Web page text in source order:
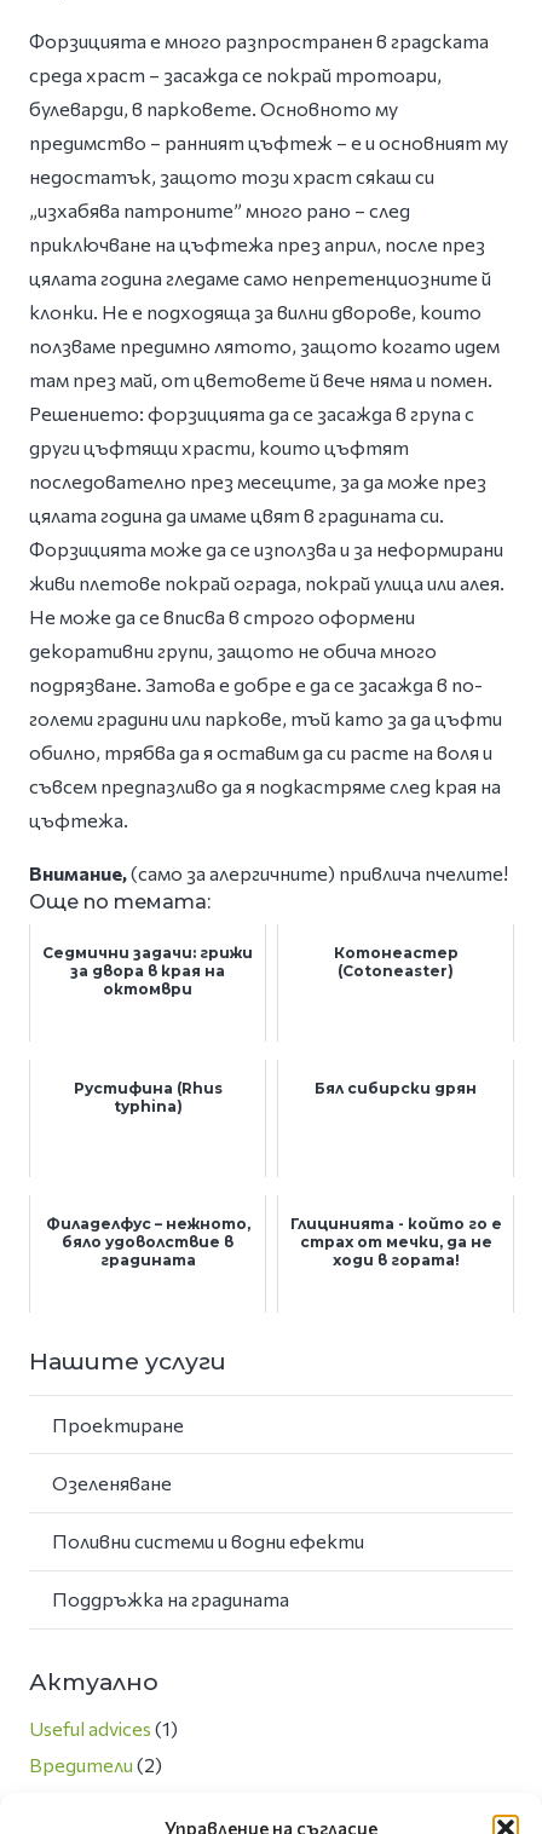
Управление на съгласие
Форзицията е много разпространен в градската
среда храст – засажда се покрай тротоари,
булеварди, в парковете. Основното му
предимство – ранният цъфтеж – е и основният му
недостатък, защото този храст сякаш си
„изхабява патроните” много рано – след
приключване на цъфтежа през април, после през
цялата година гледаме само непретенциозните й
клонки. Не е подходяща за вилни дворове, които
ползваме предимно лятото, защото когато идем
там през май, от цветовете й вече няма и помен.
Решението: форзицията да се засажда в група с
други цъфтящи храсти, които цъфтят
последователно през месеците, за да може през
цялата година да имаме цвят в градината си.
Форзицията може да се използва и за неформирани
живи плетове покрай ограда, покрай улица или алея.
Не може да се вписва в строго оформени
декоративни групи, защото не обича много
подрязване. Затова е добре е да се засажда в по-
големи градини или паркове, тъй като за да цъфти
обилно, трябва да я оставим да си расте на воля и
съвсем предпазливо да я подкастряме след края на
цъфтежа.
Внимание,(cамо за алергичните) привлича пчелите!
Още по темата:
Седмични задачи: грижи
за двора в края на
октомври
Котонеастер
(Cotoneaster)
Рустифина (Rhus
typhina)
Бял сибирски дрян
Филаделфус – нежното,
бяло удоволствие в
градината
Глицинията - който го е
страх от мечки, да не
ходи в гората!
Нашите услуги
Проектиране
Озеленяване
Поливни системи и водни ефекти
Поддръжка на градината
Актуално
Useful advices (1)
Вредители (2)